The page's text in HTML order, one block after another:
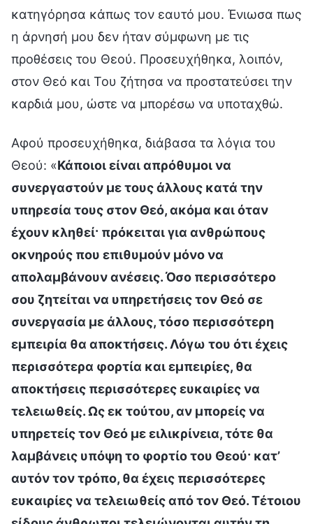
κατηγόρησα κάπως τον εαυτό μου. Ένιωσα πως
η άρνησή μου δεν ήταν σύμφωνη με τις
προθέσεις του Θεού. Προσευχήθηκα, λοιπόν,
στον Θεό και Του ζήτησα να προστατεύσει την
καρδιά μου, ώστε να μπορέσω να υποταχθώ.
Αφού προσευχήθηκα, διάβασα τα λόγια του
Θεού: «Κάποιοι είναι απρόθυμοι να
συνεργαστούν με τους άλλους κατά την
υπηρεσία τους στον Θεό, ακόμα και όταν
έχουν κληθεί· πρόκειται για ανθρώπους
οκνηρούς που επιθυμούν μόνο να
απολαμβάνουν ανέσεις. Όσο περισσότερο
σου ζητείται να υπηρετήσεις τον Θεό σε
συνεργασία με άλλους, τόσο περισσότερη
εμπειρία θα αποκτήσεις. Λόγω του ότι έχεις
περισσότερα φορτία και εμπειρίες, θα
αποκτήσεις περισσότερες ευκαιρίες να
τελειωθείς. Ως εκ τούτου, αν μπορείς να
υπηρετείς τον Θεό με ειλικρίνεια, τότε θα
λαμβάνεις υπόψη το φορτίο του Θεού· κατ’
αυτόν τον τρόπο, θα έχεις περισσότερες
ευκαιρίες να τελειωθείς από τον Θεό. Τέτοιου